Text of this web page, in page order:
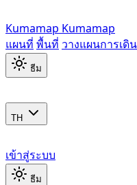
Kumamap Kumamap
แผนที่ พื้นที่ วางแผนการเดิ
ธีม
TH
เข้าสู่ระบบ
ธีม